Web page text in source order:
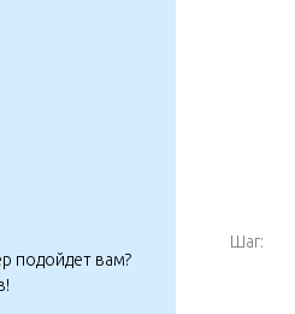
подойдет вам?
Шаг: